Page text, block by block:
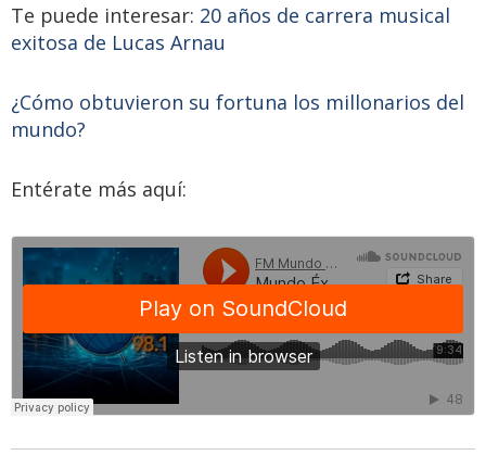
Te puede interesar: 20 años de carrera musical
exitosa de Lucas Arnau
¿Cómo obtuvieron su fortuna los millonarios del
mundo?
Entérate más aquí: